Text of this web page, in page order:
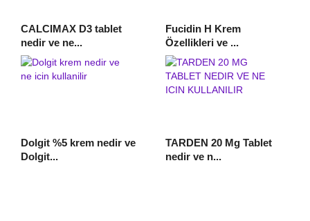
CALCIMAX D3 tablet
nedir ve ne...
Fucidin H Krem
Özellikleri ve ...
Dolgit %5 krem nedir ve
Dolgit...
TARDEN 20 Mg Tablet
nedir ve n...